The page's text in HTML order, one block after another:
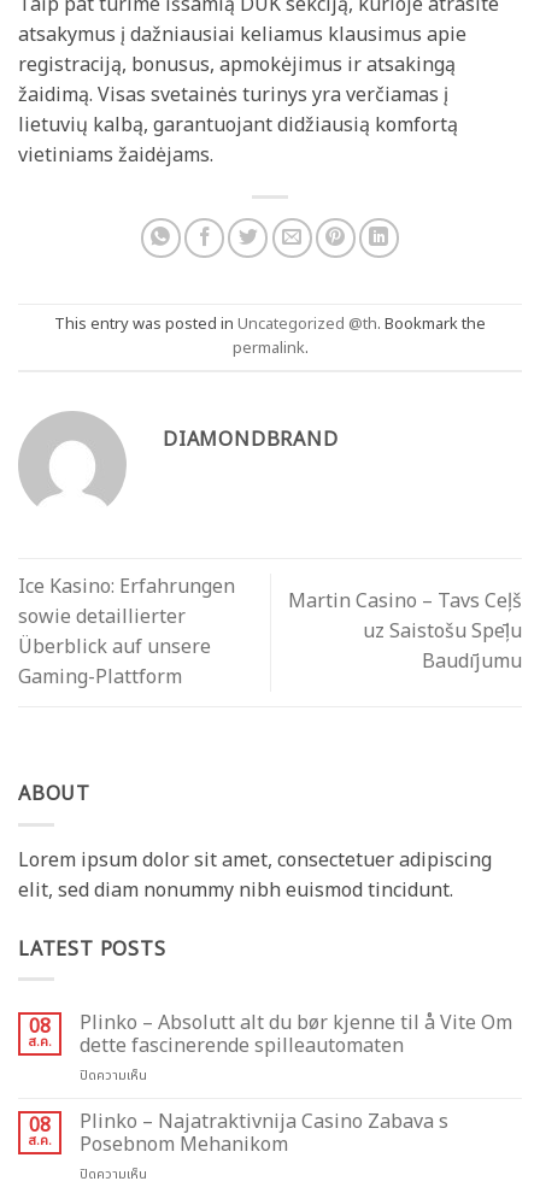
atsakymus į dažniausiai keliamus klausimus apie
registraciją, bonusus, apmokėjimus ir atsakingą
žaidimą. Visas svetainės turinys yra verčiamas į
lietuvių kalbą, garantuojant didžiausią komfortą
vietiniams žaidėjams.
This entry was posted in Uncategorized @th. Bookmark the
permalink.
DIAMONDBRAND
Ice Kasino: Erfahrungen
sowie detaillierter
Überblick auf unsere
Gaming-Plattform
Martin Casino – Tavs Ceļš
uz Saistošu Spēļu
Baudījumu
ABOUT
Lorem ipsum dolor sit amet, consectetuer adipiscing
elit, sed diam nonummy nibh euismod tincidunt.
LATEST POSTS
08
ส.ค.
Plinko – Absolutt alt du bør kjenne til å Vite Om
dette fascinerende spilleautomaten
ปิดความเห็น
Absolutt
alt
08
ส.ค.
Plinko – Najatraktivnija Casino Zabava s
Posebnom Mehanikom
ปิดความเห็น